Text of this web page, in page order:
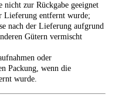
nicht zur Rückgabe geeignet
Lieferung entfernt wurde;
nach der Lieferung aufgrund
Gütern vermischt
oder
Packung, wenn die
wurde.